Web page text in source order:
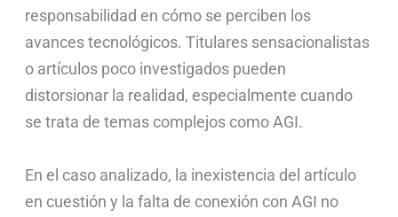
responsabilidad en cómo se perciben los
avances tecnológicos. Titulares sensacionalistas
o artículos poco investigados pueden
distorsionar la realidad, especialmente cuando
se trata de temas complejos como AGI.
En el caso analizado, la inexistencia del artículo
en cuestión y la falta de conexión con AGI no